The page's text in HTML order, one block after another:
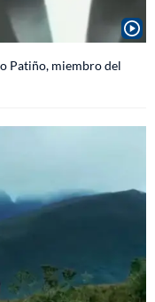
Patiño, miembro del